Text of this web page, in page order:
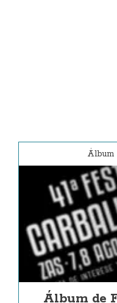
Álbum
Álbum de